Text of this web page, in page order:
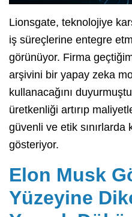
Lionsgate, teknolojiye
iş süreçlerine entegre
görünüyor. Firma
arşivini bir yapay zeka
kullanacağını
üretkenliği artırıp
güvenli ve etik sınırlarda
gösteriyor.
Elon Musk
Yüzeyine